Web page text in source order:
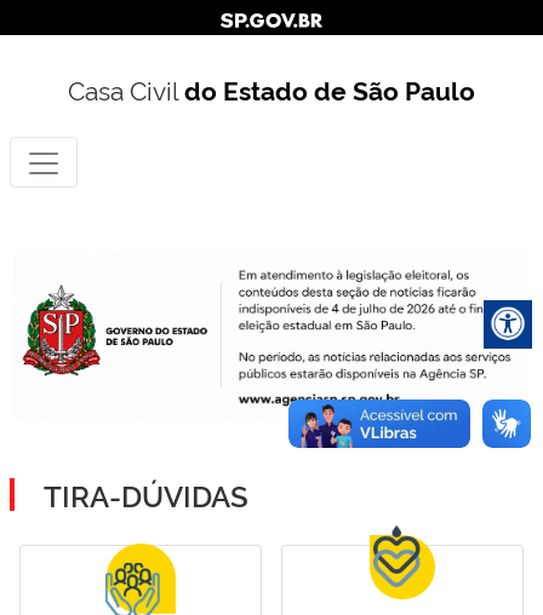
Casa Civildo Estado de São Paulo
TIRA-DÚVIDAS